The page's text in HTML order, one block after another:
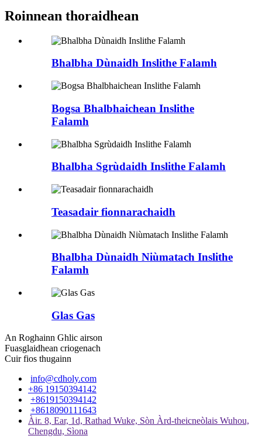
Roinnean thoraidhean
Bhalbha Dùnaidh Inslithe Falamh
Bogsa Bhalbhaichean Inslithe
Falamh
Bhalbha Sgrùdaidh Inslithe Falamh
Teasadair fionnarachaidh
Bhalbha Dùnaidh Niùmatach Inslithe
Falamh
Glas Gas
An Roghainn Ghlic airson
Fuasglaidhean criogenach
Cuir fios thugainn
info@cdholy.com
+86 19150394142
+8619150394142
+8618090111643
Àir. 8, Ear, 1d, Rathad Wuke, Sòn Àrd-theicneòlais Wuhou,
Chengdu, Sìona